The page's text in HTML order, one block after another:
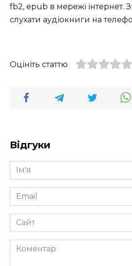
fb2, epub в мережі інтернет.
слухати аудіокниги на
Оцініть статтю
Відгуки
Ім'я
*
Email
*
Сайт
Коментар